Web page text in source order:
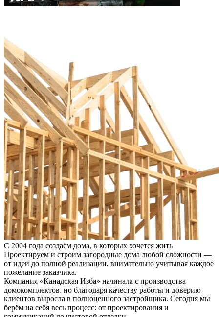
С 2004 года создаём дома, в которых хочется жить
Проектируем и строим загородные дома любой сложности —
от идеи до полной реализации, внимательно учитывая каждое
пожелание заказчика.
Компания «Канадская Изба» начинала с производства
домокомплектов, но благодаря качеству работы и доверию
клиентов выросла в полноценного застройщика. Сегодня мы
берём на себя весь процесс: от проектирования и